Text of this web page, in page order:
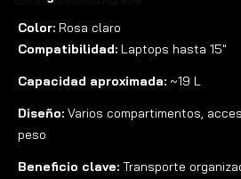
Color: Rosa claro
Compatibilidad: Laptops hasta 15″
Capacidad aproximada: ~19 L
Diseño: Varios compartimentos,
peso
Beneficio clave: Transporte